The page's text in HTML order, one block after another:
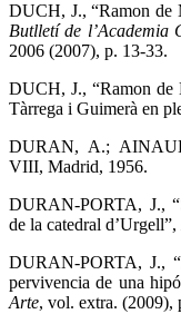
DUCH, J., “Ramon de
Butlletí de l’Academia
2006 (2007), p. 13-33.
DUCH, J., “Ramon de
Tàrrega i Guimerà en
DURAN, A.;
VIII, Madrid, 1956.
DURAN-PORTA, J.,
de la catedral d’Urgell”,
DURAN-PORTA, J.,
pervivencia de una
Arte, vol. extra. (2009),